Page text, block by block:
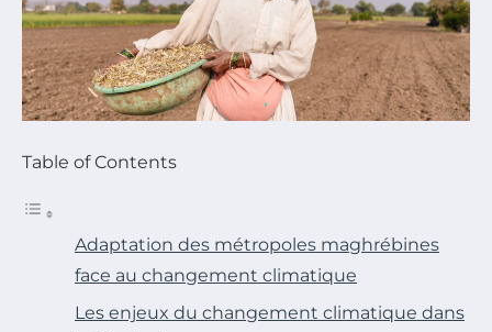
Table of Contents
Adaptation des métropoles maghrébines
face au changement climatique
Les enjeux du changement climatique dans